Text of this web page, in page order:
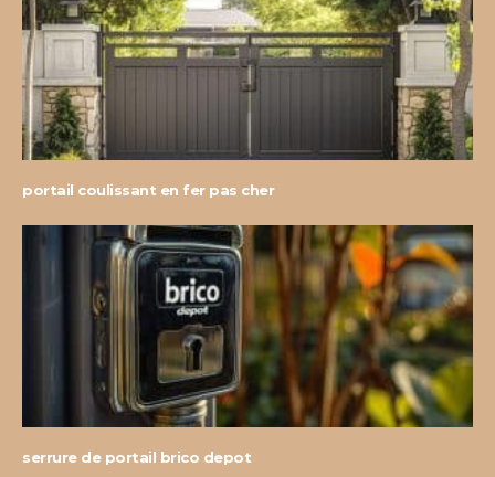
portail coulissant en fer pas cher
serrure de portail brico depot